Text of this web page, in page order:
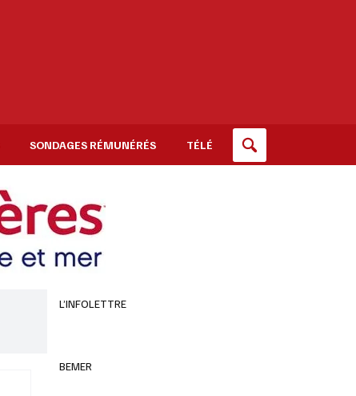
SONDAGES RÉMUNÉRÉS TÉLÉ
L’INFOLETTRE
BEMER